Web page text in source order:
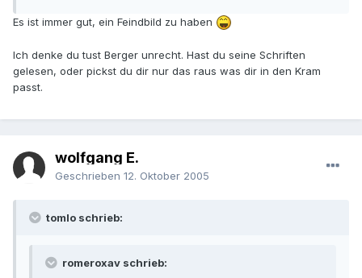
Es ist immer gut, ein Feindbild zu haben
Ich denke du tust Berger unrecht. Hast du seine Schriften
gelesen, oder pickst du dir nur das raus was dir in den Kram
passt.
wolfgang E.
Geschrieben 12. Oktober 2005
tomlo schrieb:
romeroxav schrieb: